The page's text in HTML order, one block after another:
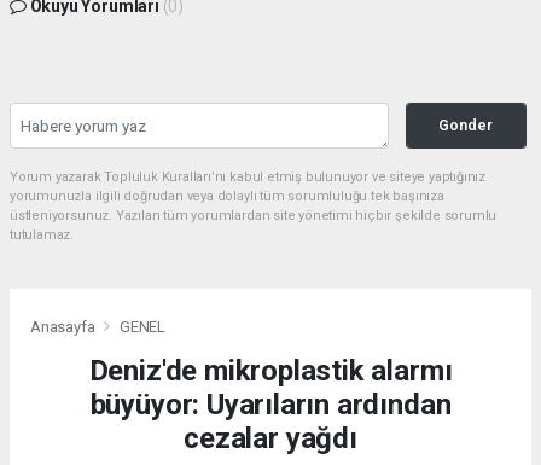
Okuyu Yorumları (0)
Gonder
Yorum yazarak Topluluk Kuralları’nı kabul etmiş bulunuyor ve siteye yaptığınız
yorumunuzla ilgili doğrudan veya dolaylı tüm sorumluluğu tek başınıza
üstleniyorsunuz. Yazılan tüm yorumlardan site yönetimi hiçbir şekilde sorumlu
tutulamaz.
Anasayfa GENEL
Deniz'de mikroplastik alarmı
büyüyor: Uyarıların ardından
cezalar yağdı